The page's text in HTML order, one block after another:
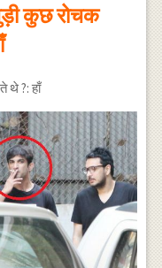
कुछ रोचक
थे ?: हाँ